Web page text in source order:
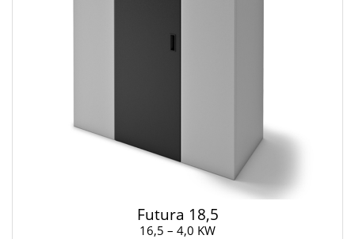
Futura 18,5
16,5 – 4,0 KW